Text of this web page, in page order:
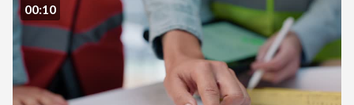
00:10